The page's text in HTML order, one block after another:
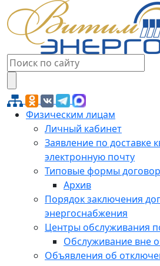
Физическим лицам
Личный кабинет
Заявление по доставке
электронную почту
Типовые формы
Архив
Порядок заключения
энергоснабжения
Центры обслуживания
Обслуживание вне
Объявления об